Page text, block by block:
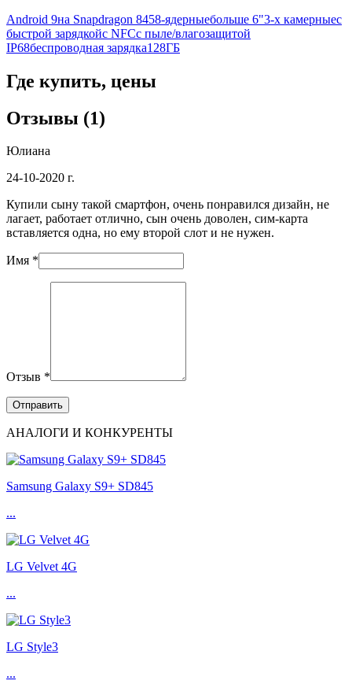
Android 9на Snapdragon 8458-ядерныебольше 6"3-х камерныес
быстрой зарядкойс NFCс пыле/влагозащитой
IP68беспроводная зарядка128ГБ
Где купить, цены
Отзывы (1)
Юлиана
24-10-2020 г.
Купили сыну такой смартфон, очень понравился дизайн, не
лагает, работает отлично, сын очень доволен, сим-карта
вставляется одна, но ему второй слот и не нужен.
Имя *
Отзыв *
АНАЛОГИ И КОНКУРЕНТЫ
Samsung Galaxy S9+ SD845
...
LG Velvet 4G
...
LG Style3
...